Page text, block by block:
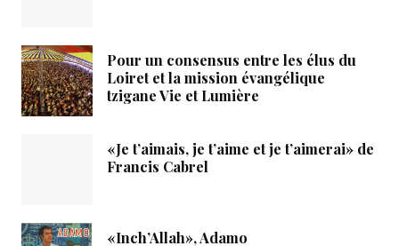
Pour un consensus entre les élus du
Loiret et la mission évangélique
tzigane Vie et Lumière
«Je t’aimais, je t’aime et je t’aimerai» de
Francis Cabrel
«Inch’Allah», Adamo